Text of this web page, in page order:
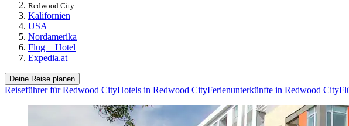
Redwood City
Kalifornien
USA
Nordamerika
Flug + Hotel
Expedia.at
Deine Reise planen
Reiseführer für Redwood CityHotels in Redwood CityFerienunterkünfte in Redwood City